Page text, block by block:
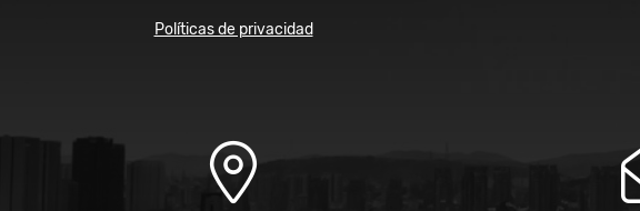
Políticas de privacidad